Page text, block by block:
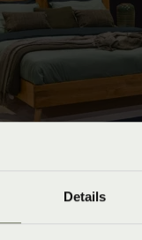
Details